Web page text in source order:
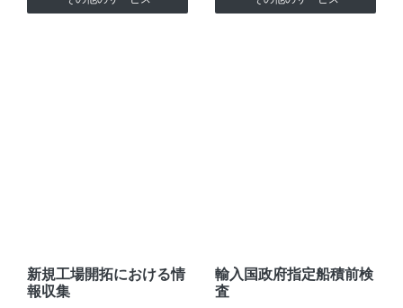
新規工場開拓における情
報収集
輸入国政府指定船積前検
査